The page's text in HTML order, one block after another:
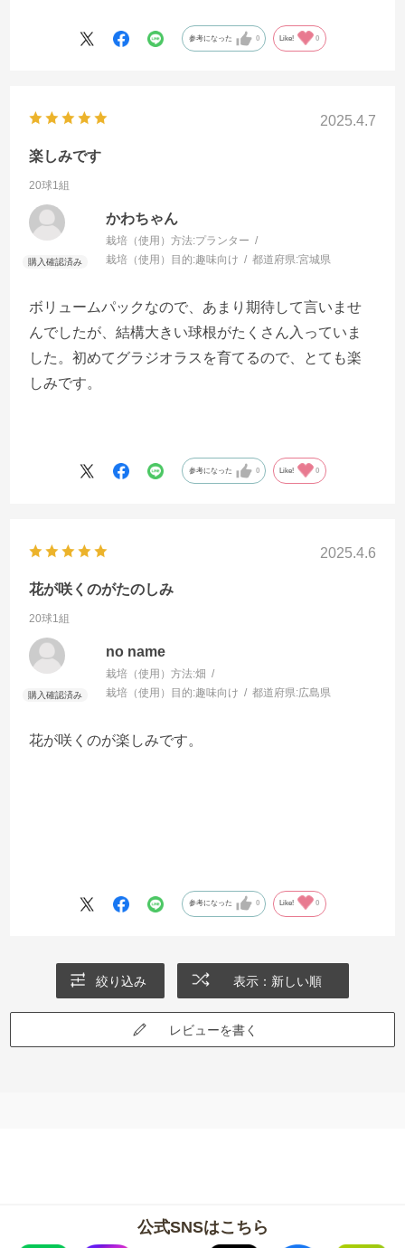
参考になった 0 Like! 0
2025.4.7
楽しみです
20球1組
かわちゃん
栽培（使用）方法:プランター
栽培（使用）目的:趣味向け 都道府県:宮城県
ボリュームパックなので、あまり期待して言いませ
んでしたが、結構大きい球根がたくさん入っていま
した。初めてグラジオラスを育てるので、とても楽
しみです。
参考になった 0 Like! 0
2025.4.6
花が咲くのがたのしみ
20球1組
no name
栽培（使用）方法:畑
栽培（使用）目的:趣味向け 都道府県:広島県
花が咲くのが楽しみです。
参考になった 0 Like! 0
絞り込み 表示：新しい順
レビューを書く
公式SNSはこちら